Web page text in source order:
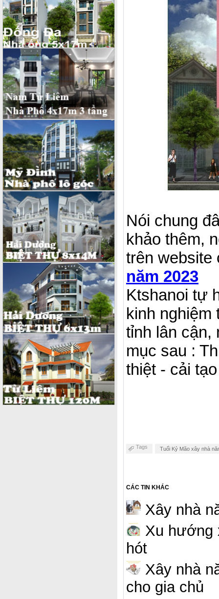
Nói chung
khảo thêm,
trên website
năm 2023
Ktshanoi tự
kinh nghiệm
tỉnh lân cận,
mục sau :
thiệt - cải
Tags Tuổi Kỷ Mão xây nhà
CÁC TIN KHÁC
Xây nhà
Xu hướng
hót
Xây nhà
cho gia chủ